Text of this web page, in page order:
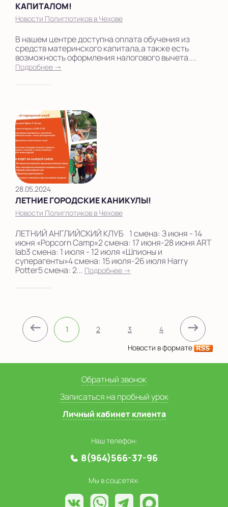
КАПИТАЛОМ!
Новости Полиглотиков в Чехове
В нашем центре доступна оплата обучения из
средств материнского капитала,а также есть
возможность оформления налогового вычета....
Подробнее →
28.05.2024
ЛЕТНИЕ ГОРОДСКИЕ КАНИКУЛЫ!
Новости Полиглотиков в Чехове
ЛЕТНИЙ АНГЛИЙСКИЙ КЛУБ⠀1 смена: З июня - 14
июня «Popcorn Camp»2 смена: 17 июня-28 июня ART
lab3 смена: 1 июля - 12 июля «Шпионы и
суперагенты»4 смена: 15 июля-26 июля Harry
Potter5 смена: 2... Подробнее →
← 1 2 3 4 →
Новости в формате
Обратный звонок
Записаться на пробный урок
Личный кабинет клиента
Наш телефон:
8(964)566-37-96
Мы в соцсетях: